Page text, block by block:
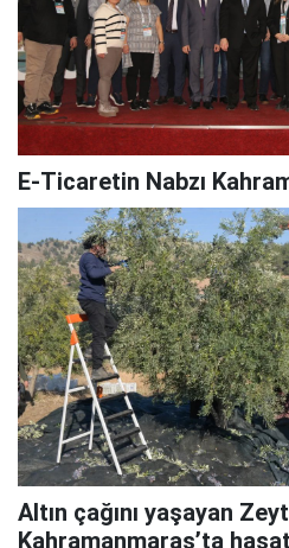
E-Ticaretin Nabzı
Altın çağını yaşayan
Kahramanmaraş’ta